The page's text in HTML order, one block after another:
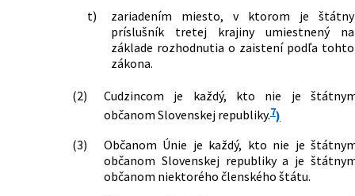
t)
zariadením miesto, v ktorom je štátny
príslušník tretej krajiny umiestnený na
základe rozhodnutia o zaistení podľa tohto
zákona.
(2)
Cudzincom je každý, kto nie je
občanom Slovenskej republiky.7)
(3)
Občanom Únie je každý, kto nie je
občanom Slovenskej republiky a je
občanom niektorého členského štátu.